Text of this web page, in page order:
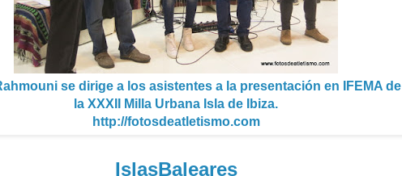
se dirige a los asistentes a la presentación en IFEMA de
la XXXII Milla Urbana Isla de Ibiza.
http://fotosdeatletismo.com
IslasBaleares